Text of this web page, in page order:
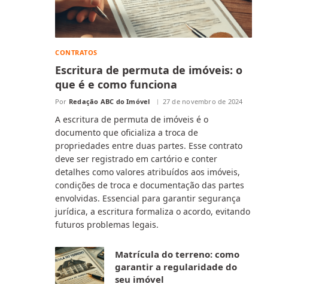
CONTRATOS
Escritura de permuta de imóveis: o
que é e como funciona
Por Redação ABC do Imóvel 27 de novembro de 2024
A escritura de permuta de imóveis é o
documento que oficializa a troca de
propriedades entre duas partes. Esse contrato
deve ser registrado em cartório e conter
detalhes como valores atribuídos aos imóveis,
condições de troca e documentação das partes
envolvidas. Essencial para garantir segurança
jurídica, a escritura formaliza o acordo, evitando
futuros problemas legais.
Matrícula do terreno: como
garantir a regularidade do
seu imóvel